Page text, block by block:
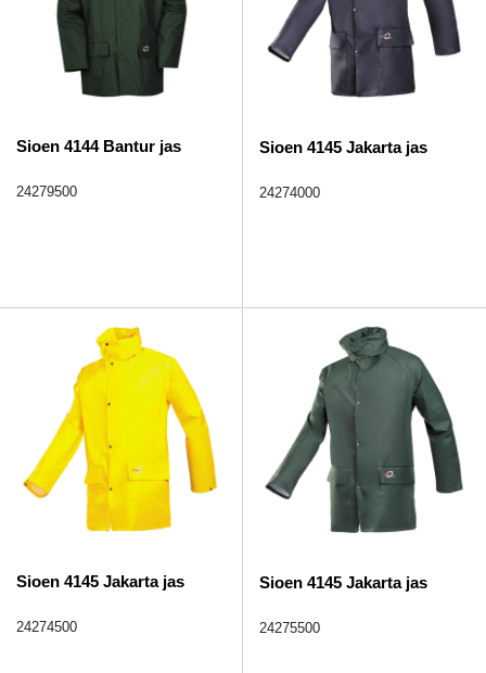
Sioen 4144 Bantur jas
24279500
Sioen 4145 Jakarta jas
24274000
Sioen 4145 Jakarta jas
24274500
Sioen 4145 Jakarta jas
24275500